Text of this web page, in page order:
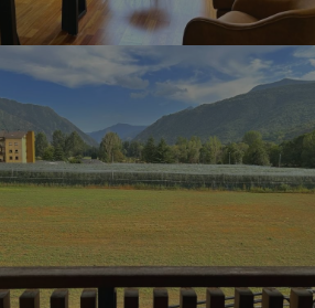
sieht so aus, als hätte sich unser Sucher